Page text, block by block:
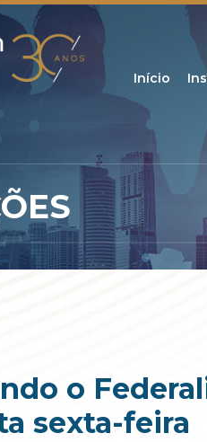
Início
o
sexta-feira